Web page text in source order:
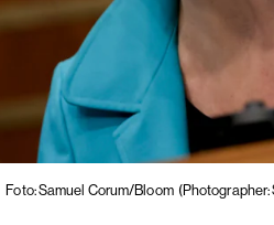
Foto: Samuel Corum/Bloom